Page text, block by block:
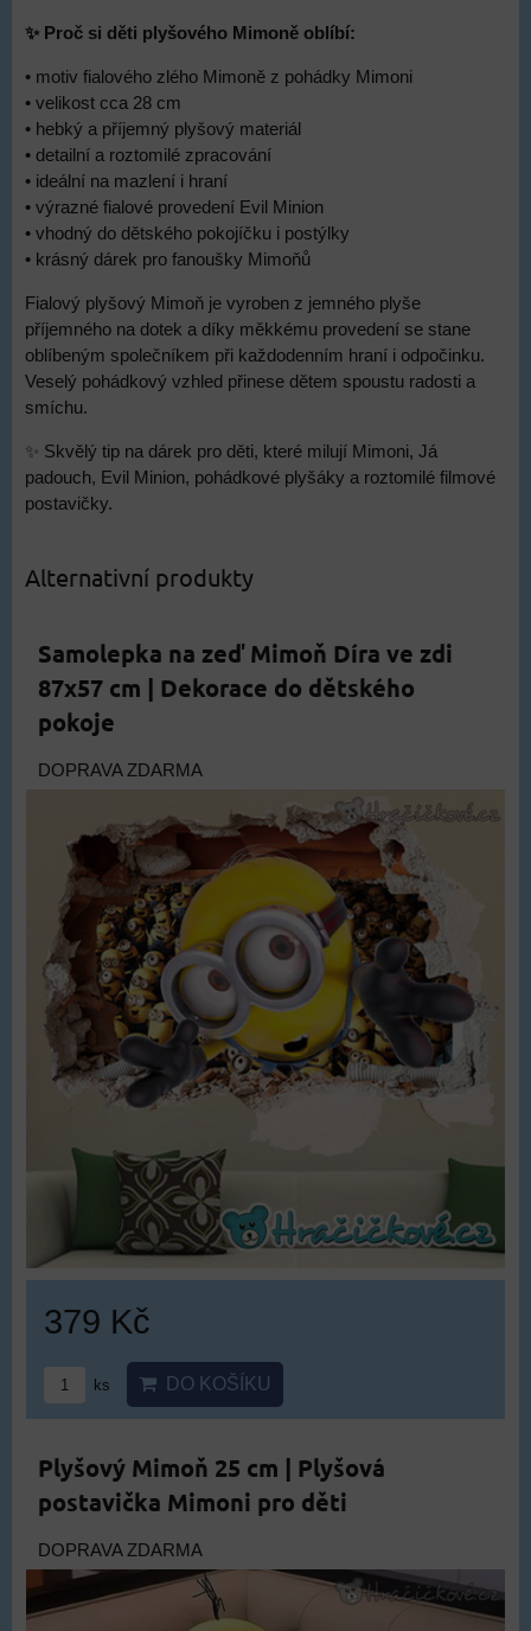
✨ Proč si děti plyšového Mimoně oblíbí:
• motiv fialového zlého Mimoně z pohádky Mimoni
• velikost cca 28 cm
• hebký a příjemný plyšový materiál
• detailní a roztomilé zpracování
• ideální na mazlení i hraní
• výrazné fialové provedení Evil Minion
• vhodný do dětského pokojíčku i postýlky
• krásný dárek pro fanoušky Mimoňů
Fialový plyšový Mimoň je vyroben z jemného plyše
příjemného na dotek a díky měkkému provedení se stane
oblíbeným společníkem při každodenním hraní i odpočinku.
Veselý pohádkový vzhled přinese dětem spoustu radosti a
smíchu.
✨ Skvělý tip na dárek pro děti, které milují Mimoni, Já
padouch, Evil Minion, pohádkové plyšáky a roztomilé filmové
postavičky.
Alternativní produkty
Samolepka na zeď Mimoň Díra ve zdi
87x57 cm | Dekorace do dětského
pokoje
DOPRAVA ZDARMA
379 Kč
ks DO KOŠÍKU
Plyšový Mimoň 25 cm | Plyšová
postavička Mimoni pro děti
DOPRAVA ZDARMA